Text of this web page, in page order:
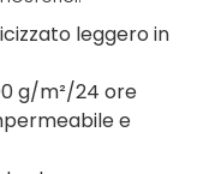
leggero in
g/m²/24 ore
e